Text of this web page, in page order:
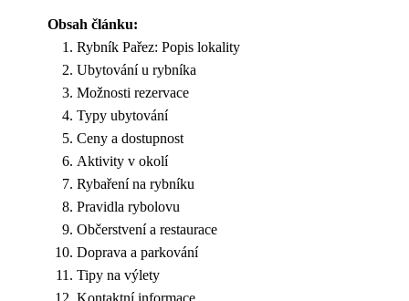
Obsah článku:
Rybník Pařez: Popis lokality
Ubytování u rybníka
Možnosti rezervace
Typy ubytování
Ceny a dostupnost
Aktivity v okolí
Rybaření na rybníku
Pravidla rybolovu
Občerstvení a restaurace
Doprava a parkování
Tipy na výlety